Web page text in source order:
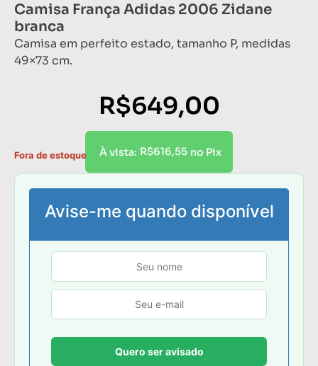
Camisa França Adidas 2006 Zidane
branca
Camisa em perfeito estado, tamanho P, medidas
49×73 cm.
R$649,00
À vista: R$616,55 no Pix
Fora de estoque
Avise-me quando disponível